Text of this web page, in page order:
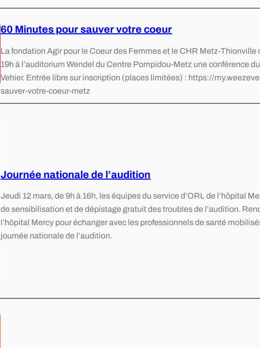
60 Minutes pour sauver votre coeur
La fondation Agir pour le Coeur des Femmes et le CHR Metz-Thionville
19h à l’auditorium Wendel du Centre Pompidou-Metz une conférence
Vehier. Entrée libre sur inscription (places limitées) : https://
sauver-votre-coeur-metz
Journée nationale de l’audition
Jeudi 12 mars, de 9h à 16h, les équipes du service d’ORL de l’hôpital
de sensibilisation et de dépistage gratuit des troubles de l’audition.
l’hôpital Mercy pour échanger avec les professionnels de santé
journée nationale de l’audition.